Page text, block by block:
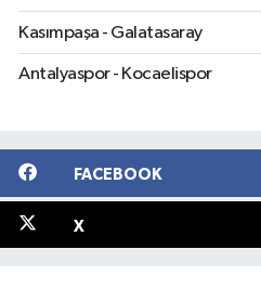
Kasımpaşa - Galatasaray
Antalyaspor - Kocaelispor
FACEBOOK
X